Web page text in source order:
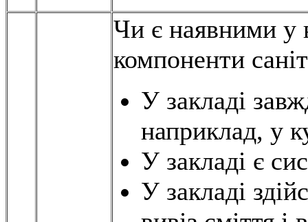
Чи є наявними у
компоненти
У закладі
наприклад, у
У закладі є
У закладі